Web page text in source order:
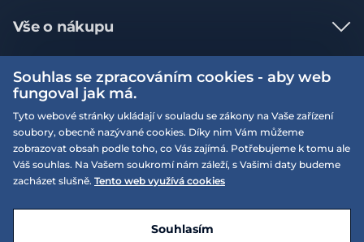
Vše o nákupu
Jak nakupovat
Nejčastější dotazy
Doprava a platba
Vrácení a výměna zboží
Reklamace
Více informací
Obchodní podmínky
Podmínky EQS věrnostního klubu
On-line katalogy
Naše prodejny
EQS Rudná
Souhlas se zpracováním cookies - aby web
fungoval jak má.
Tyto webové stránky ukládají v souladu se zákony na Vaše zařízení
soubory, obecně nazývané cookies. Díky nim Vám můžeme
zobrazovat obsah podle toho, co Vás zajímá. Potřebujeme k tomu ale
Váš souhlas. Na Vašem soukromí nám záleží, s Vašimi daty budeme
zacházet slušně. Tento web využívá cookies
Souhlasím